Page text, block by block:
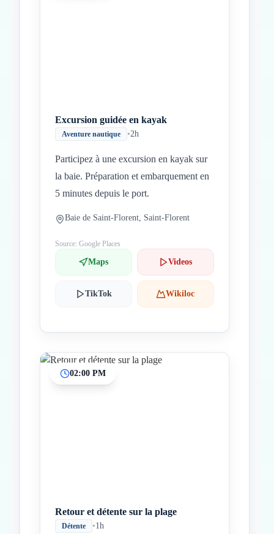
Excursion guidée en kayak
Aventure nautique •2h
Participez à une excursion en kayak sur
la baie. Préparation et embarquement en
5 minutes depuis le port.
Baie de Saint-Florent, Saint-Florent
Source: Google Places
Maps Videos
TikTok Wikiloc
02:00 PM
Retour et détente sur la plage
Détente •1h